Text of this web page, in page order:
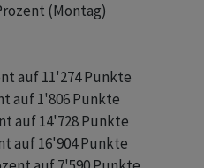
(Montag)
auf 11'274 Punkte
auf 1'806 Punkte
auf 14'728 Punkte
auf 16'904 Punkte